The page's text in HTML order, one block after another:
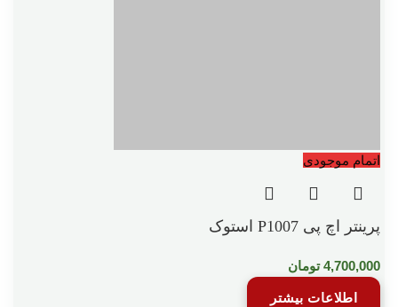
اتمام موجودی
پرینتر اچ پی P1007 استوک
4,700,000 تومان
اطلاعات بیشتر